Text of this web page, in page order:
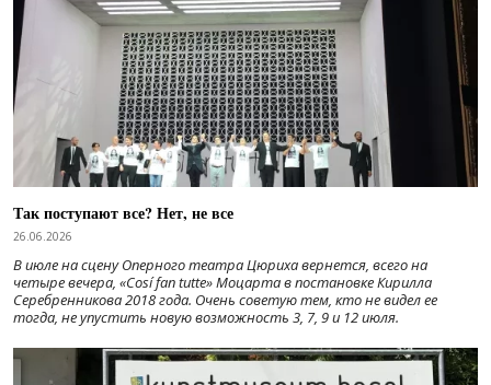
Так поступают все? Нет, не все
26.06.2026
В июле на сцену Оперного театра Цюриха вернется, всего на
четыре вечера, «Cosí fan tutte» Моцарта в постановке Кирилла
Серебренникова 2018 года. Очень советую тем, кто не видел ее
тогда, не упустить новую возможность 3, 7, 9 и 12 июля.